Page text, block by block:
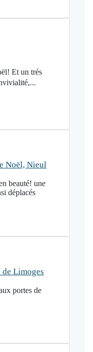
Et un trés
Noël, Nieul
beauté! une
déplacés
Limoges
portes de